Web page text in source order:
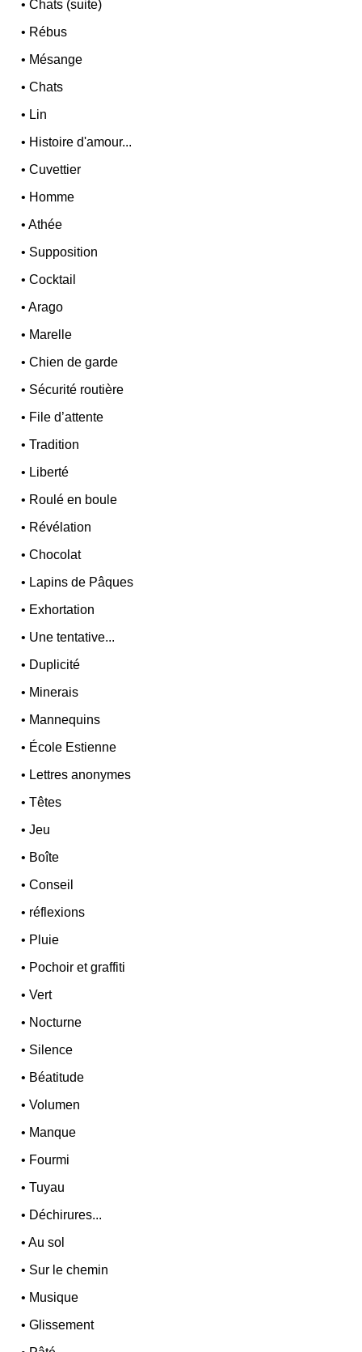
•Chats (suite)
• Rébus
• Mésange
•Chats
• Lin
• Histoire d'amour...
•Cuvettier
• Homme
•Athée
• Supposition
•Cocktail
•Arago
• Marelle
•Chien de garde
• Sécurité routière
• File d’attente
•Tradition
• Liberté
• Roulé en boule
• Révélation
•Chocolat
• Lapins de Pâques
• Exhortation
• Une tentative...
• Duplicité
• Minerais
• Mannequins
• École Estienne
• Lettres anonymes
•Têtes
•Jeu
• Boîte
•Conseil
• réflexions
• Pluie
• Pochoir et graffiti
•Vert
• Nocturne
• Silence
• Béatitude
•Volumen
• Manque
• Fourmi
•Tuyau
• Déchirures...
•Au sol
• Sur le chemin
• Musique
•Glissement